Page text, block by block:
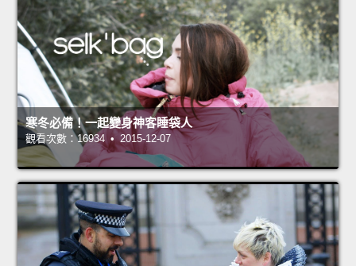
寒冬必備！一起變身神客睡袋人
觀看次數：16934 • 2015-12-07